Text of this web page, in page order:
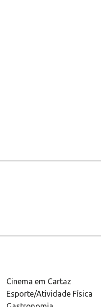
Cinema em Cartaz
Esporte/Atividade Física